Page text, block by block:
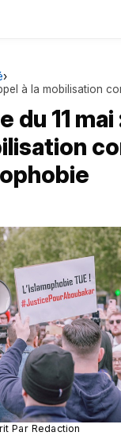
›
à la mobilisation
du 11 mai
Par Redaction